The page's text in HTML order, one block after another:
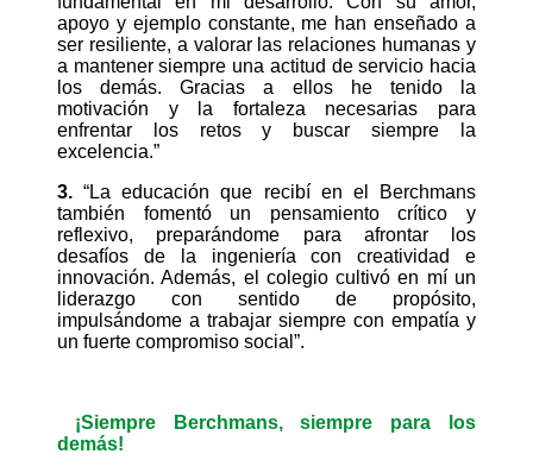
apoyo y ejemplo constante, me han enseñado a
ser resiliente, a valorar las relaciones humanas y
a mantener siempre una actitud de servicio hacia
los demás. Gracias a ellos he tenido la
motivación y la fortaleza necesarias para
enfrentar los retos y buscar siempre la
excelencia.”
3. “La educación que recibí en el Berchmans
también fomentó un pensamiento crítico y
reflexivo, preparándome para afrontar los
desafíos de la ingeniería con creatividad e
innovación. Además, el colegio cultivó en mí un
liderazgo con sentido de propósito,
impulsándome a trabajar siempre con empatía y
un fuerte compromiso social”.
¡Siempre Berchmans, siempre para los
demás!